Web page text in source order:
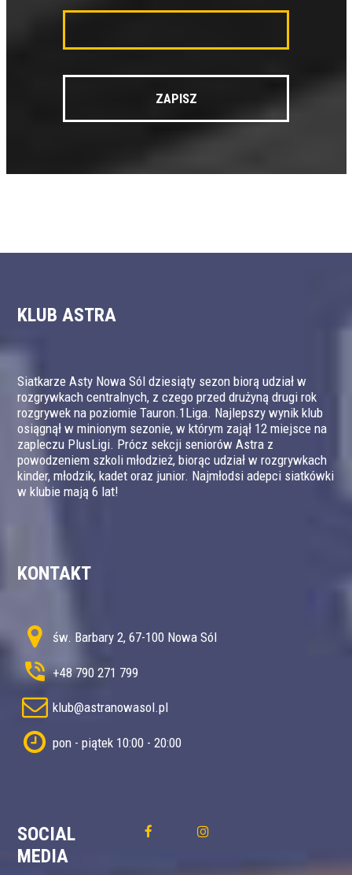
KLUB ASTRA
Siatkarze Asty Nowa Sól dziesiąty sezon biorą udział w
rozgrywkach centralnych, z czego przed drużyną drugi rok
rozgrywek na poziomie Tauron.1Liga. Najlepszy wynik klub
osiągnął w minionym sezonie, w którym zajął 12 miejsce na
zapleczu PlusLigi. Prócz sekcji seniorów Astra z
powodzeniem szkoli młodzież, biorąc udział w rozgrywkach
kinder, młodzik, kadet oraz junior. Najmłodsi adepci siatkówki
w klubie mają 6 lat!
KONTAKT
św. Barbary 2, 67-100 Nowa Sól
+48 790 271 799
klub@astranowasol.pl
pon - piątek 10:00 - 20:00
SOCIAL
MEDIA